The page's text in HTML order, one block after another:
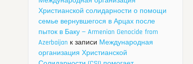
Христианской солидарности о помощи
семье вернувшегося в Арцах после
пыток в Баку — Armenian Genocide from
Azerbaijan к записи Международная
организация Христианской